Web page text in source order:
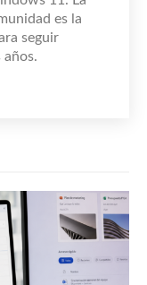
es la
seguir
años.